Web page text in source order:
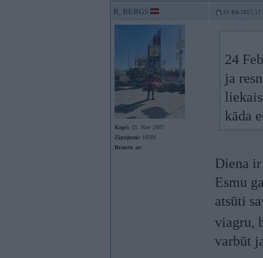
R_BERGS 24. Feb 2017,
Kopš: 15. Nov 2007
Ziņojumi: 16591
Braucu ar:
24
ja
kāda
Diena
Esmu
atsūti
viagru,
varbūt